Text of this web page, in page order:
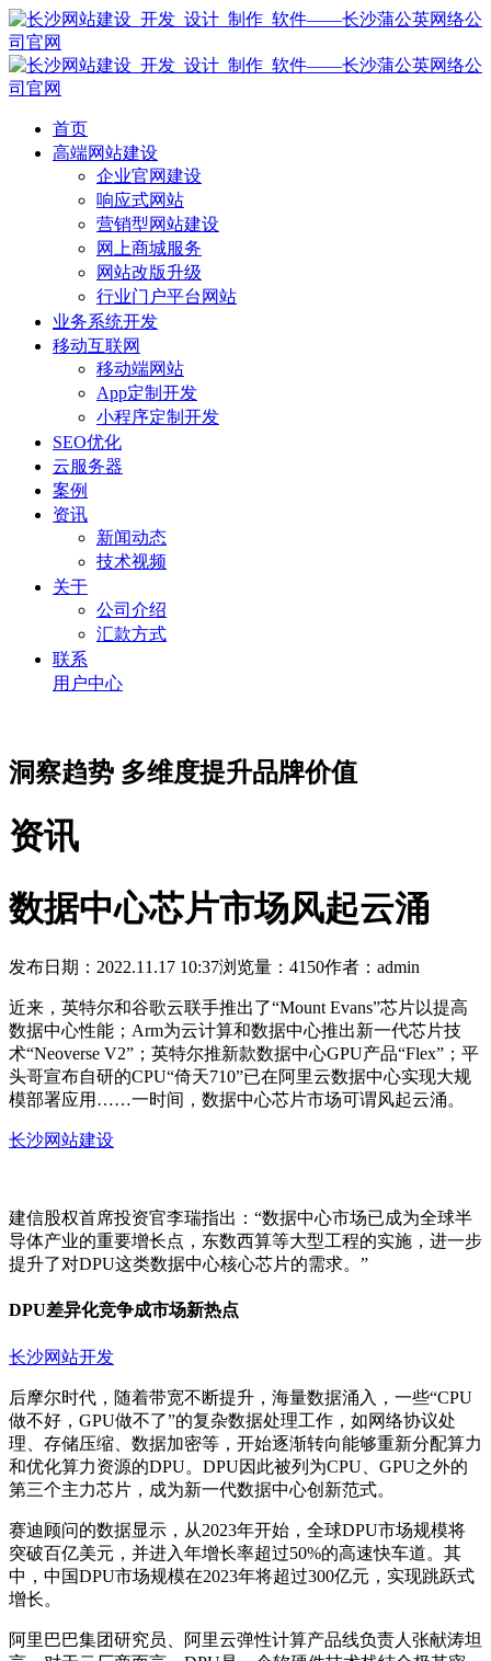
首页
高端网站建设
企业官网建设
响应式网站
营销型网站建设
网上商城服务
网站改版升级
行业门户平台网站
业务系统开发
移动互联网
移动端网站
App定制开发
小程序定制开发
SEO优化
云服务器
案例
资讯
新闻动态
技术视频
关于
公司介绍
汇款方式
联系
用户中心
洞察趋势 多维度提升品牌价值
资讯
数据中心芯片市场风起云涌
发布日期：2022.11.17 10:37浏览量：4150作者：admin
近来，英特尔和谷歌云联手推出了“Mount Evans”芯片以提高
数据中心性能；Arm为云计算和数据中心推出新一代芯片技
术“Neoverse V2”；英特尔推新款数据中心GPU产品“Flex”；平
头哥宣布自研的CPU“倚天710”已在阿里云数据中心实现大规
模部署应用……一时间，数据中心芯片市场可谓风起云涌。
长沙网站建设
建信股权首席投资官李瑞指出：“数据中心市场已成为全球半
导体产业的重要增长点，东数西算等大型工程的实施，进一步
提升了对DPU这类数据中心核心芯片的需求。”
DPU差异化竞争成市场新热点
长沙网站开发
后摩尔时代，随着带宽不断提升，海量数据涌入，一些“CPU
做不好，GPU做不了”的复杂数据处理工作，如网络协议处
理、存储压缩、数据加密等，开始逐渐转向能够重新分配算力
和优化算力资源的DPU。DPU因此被列为CPU、GPU之外的
第三个主力芯片，成为新一代数据中心创新范式。
赛迪顾问的数据显示，从2023年开始，全球DPU市场规模将
突破百亿美元，并进入年增长率超过50%的高速快车道。其
中，中国DPU市场规模在2023年将超过300亿元，实现跳跃式
增长。
阿里巴巴集团研究员、阿里云弹性计算产品线负责人张献涛坦